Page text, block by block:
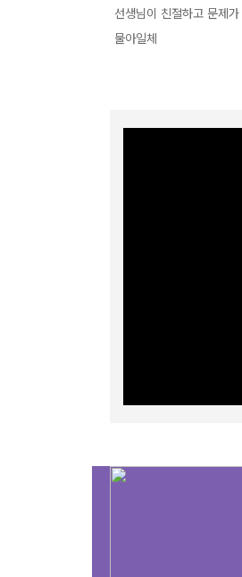
선생님이 친절하고 문제
물아일체